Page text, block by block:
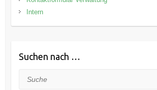
Intern
Suchen nach …
Suche